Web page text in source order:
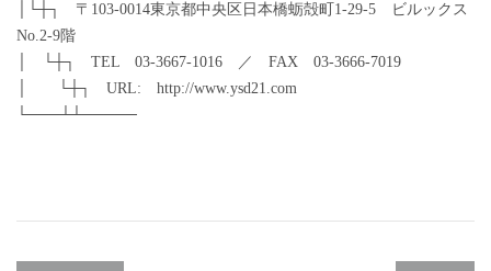
│└┼┐ 〒103-0014東京都中央区日本橋蛎殻町1-29-5 ビルックス
No.2-9階
│ └┼┐ TEL 03-3667-1016 ／ FAX 03-3666-7019
│ └┼┐ URL: http://www.ysd21.com
└───┴┴─────